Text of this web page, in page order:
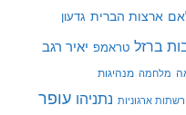
ארצות הברית גדעון
ברזל טראמפ יאיר רגב
מלחמה מנהיגות
ארגוניות נתניהו עופר